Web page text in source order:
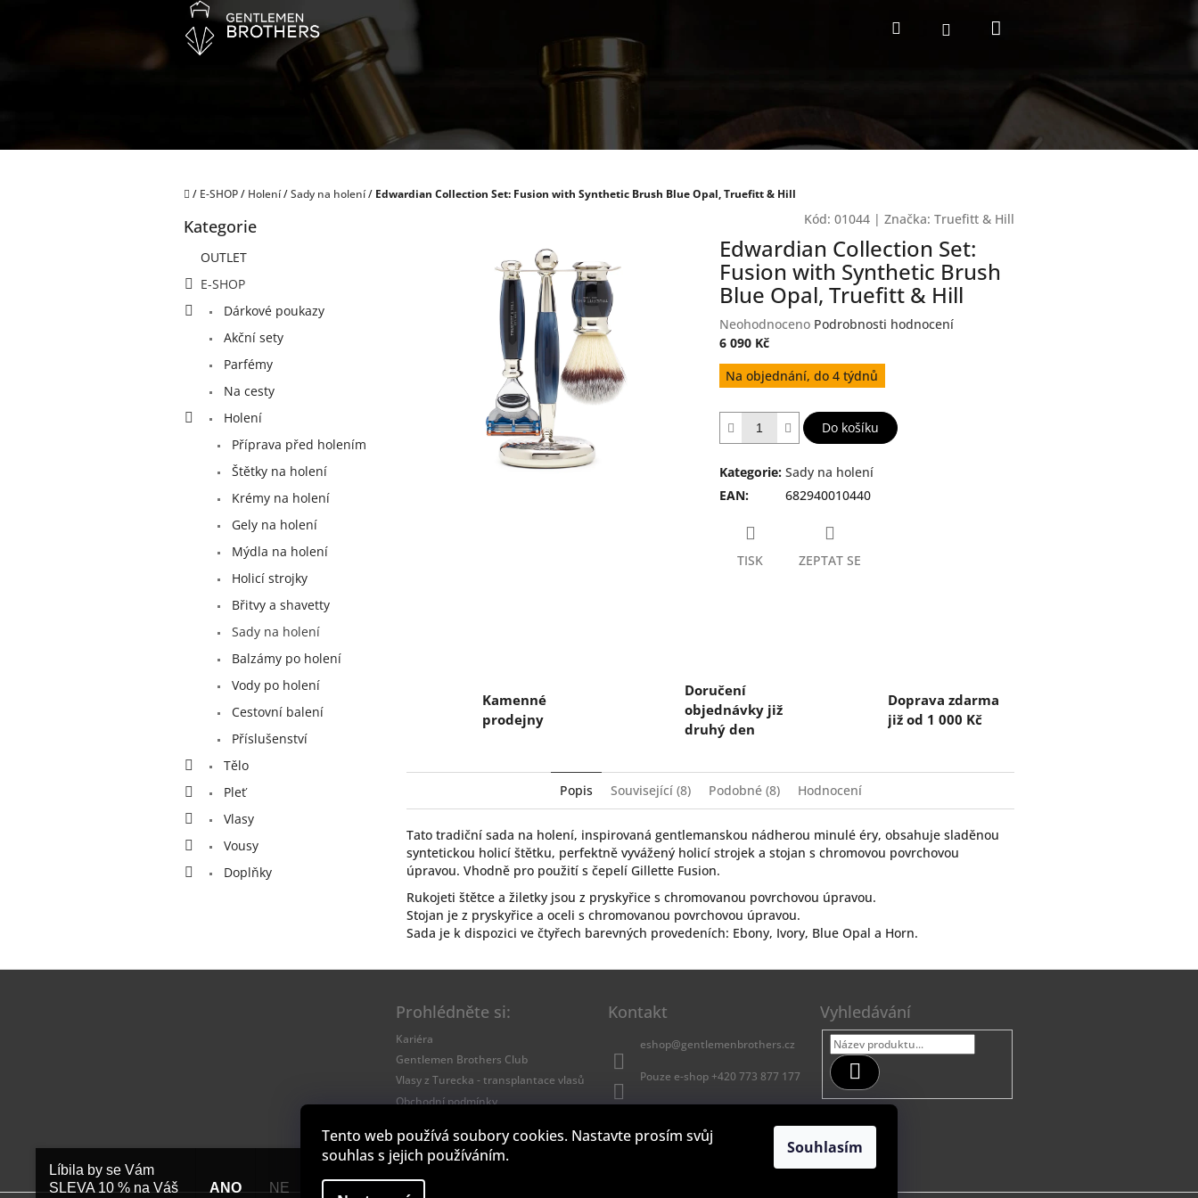
Tento web používá soubory cookies. Nastavte prosím svůj
souhlas s jejich používáním.
Souhlasím
HledatPřihlášení
Domů
/ E-SHOP/ Holení/Sady na holení/ Edwardian Collection Set: Fusion with Synthetic Brush Blue Opal, Truefitt & Hill
Přeskočit
Kategorie
OUTLET
E-SHOP
Dárkové poukazy
Akční sety
Parfémy
Na cesty
Holení
Příprava před holením
Štětky na holení
Krémy na holení
Gely na holení
Mýdla na holení
Holicí strojky
Břitvy a shavetty
Sady na holení
Balzámy po holení
Vody po holení
Cestovní balení
Příslušenství
Tělo
Pleť
Vlasy
Vousy
Doplňky
Kód: 01044 | Značka: Truefitt & Hill
Edwardian Collection Set:
Fusion with Synthetic Brush
Blue Opal, Truefitt & Hill
Průměrné
hodnocení
je
z
hvězdiček.
Neohodnoceno Podrobnosti hodnocení
6 090 Kč
Měrná
cena:
Na objednání, do 4 týdnů
Do košíku
Kategorie: Sady na holení
EAN: 682940010440
TISK ZEPTAT SE
Kamenné
prodejny
Doručení
objednávky již
druhý den
Doprava zdarma
již od 1 000 Kč
Popis Související (8) Podobné (8) Hodnocení
Tato tradiční sada na holení, inspirovaná gentlemanskou nádherou minulé éry, obsahuje sladěnou
syntetickou holicí štětku, perfektně vyvážený holicí strojek a stojan s chromovou povrchovou
úpravou. Vhodně pro použití s čepelí Gillette Fusion.
Rukojeti štětce a žiletky jsou z pryskyřice s chromovanou povrchovou úpravou.
Stojan je z pryskyřice a oceli s chromovanou povrchovou úpravou.
Sada je k dispozici ve čtyřech barevných provedeních: Ebony, Ivory, Blue Opal a Horn.
Z
Prohlédněte si:
Kariéra
Gentlemen Brothers Club
Vlasy z Turecka - transplantace vlasů
Obchodní podmínky
Kontakt
eshop@gentlemenbrothers.cz
Pouze e-shop +420 773 877 177
Facebook Gentlemen Brothers
GentlemenBrothers
Vyhledávání
Hledat
Líbila by se Vám
SLEVA 10 % na Váš
ANO NE